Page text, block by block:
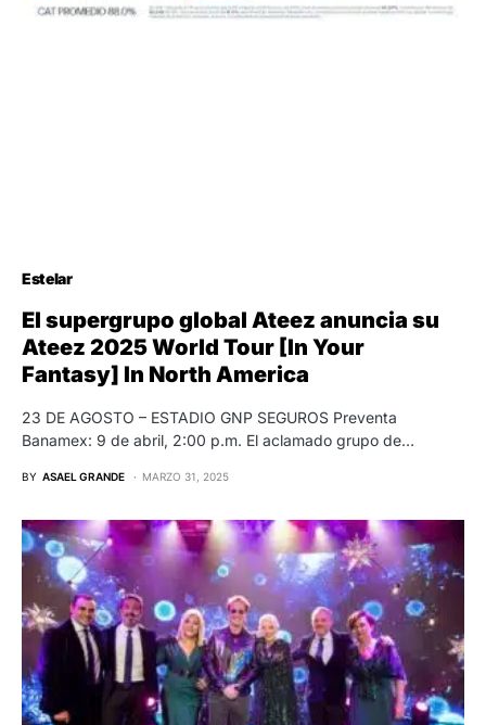
Estelar
El supergrupo global Ateez anuncia su
Ateez 2025 World Tour [In Your
Fantasy] In North America
23 DE AGOSTO – ESTADIO GNP SEGUROS Preventa
Banamex: 9 de abril, 2:00 p.m. El aclamado grupo de…
BY ASAEL GRANDE MARZO 31, 2025